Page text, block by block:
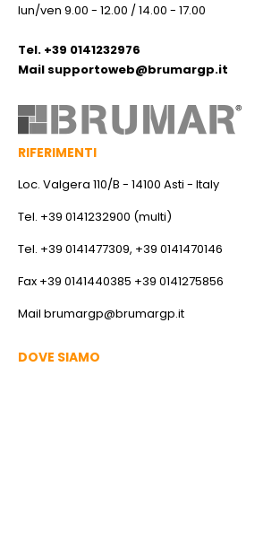
lun/ven 9.00 - 12.00 / 14.00 - 17.00
Tel. +39 0141232976
Mail supportoweb@brumargp.it
RIFERIMENTI
Loc. Valgera 110/B - 14100 Asti - Italy
Tel. +39 0141232900 (multi)
Tel. +39 0141477309, +39 0141470146
Fax +39 0141440385 +39 0141275856
Mail brumargp@brumargp.it
DOVE SIAMO